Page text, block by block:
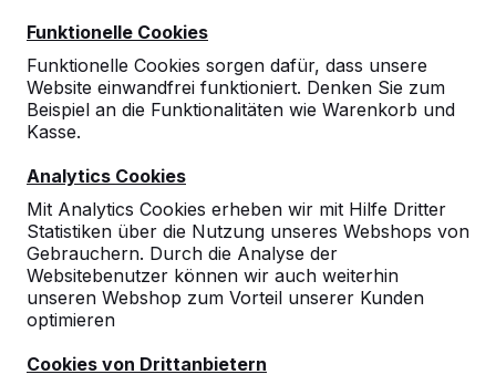
Funktionelle Cookies
Funktionelle Cookies sorgen dafür, dass unsere
Website einwandfrei funktioniert. Denken Sie zum
Beispiel an die Funktionalitäten wie Warenkorb und
Kasse.
Analytics Cookies
Mit Analytics Cookies erheben wir mit Hilfe Dritter
Statistiken über die Nutzung unseres Webshops von
Gebrauchern. Durch die Analyse der
Websitebenutzer können wir auch weiterhin
unseren Webshop zum Vorteil unserer Kunden
optimieren
Cookies von Drittanbietern
10
02-07-2026